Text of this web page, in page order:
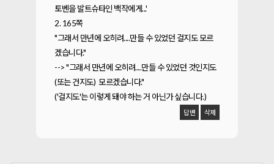
토벤을 발트슈타인 백작에게...'
2. 165쪽
"그래서 만년에 오히려....만들 수 있었던 걸지도 모르
겠습니다."
--> "그래서 만년에 오히려....만들 수 있었던 것인지도
(또는 건지도) 모르겠습니다."
('걸지도'는 이렇게 돼야 하는 거 아닌가 싶습니다.)
답변 삭제